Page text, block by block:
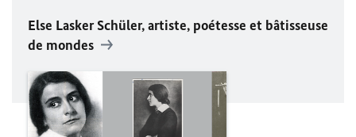
Else Lasker Schüler, artiste, poétesse et bâtisseuse
de mondes